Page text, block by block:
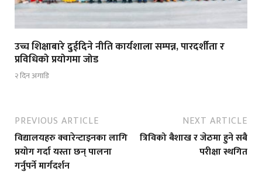
उच्च शिक्षाबारे दुईदिने नीति कार्यशाला सम्पन्न, पारदर्शीता र
प्रविधिको प्रयोगमा जोड
२ दिन अगाडि
PREVIOUS ARTICLE
विद्यालयहरु क्वारेन्टाइनका लागि
प्रयोग गर्दा यस्ता छन् पालना
गर्नुपर्ने मार्गदर्शन
NEXT ARTICLE
त्रिविको बैशाख र जेठमा हुने सबै
परीक्षा स्थगित